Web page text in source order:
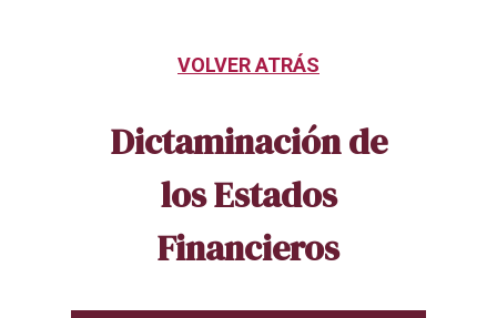
VOLVER ATRÁS
Dictaminación de
los Estados
Financieros